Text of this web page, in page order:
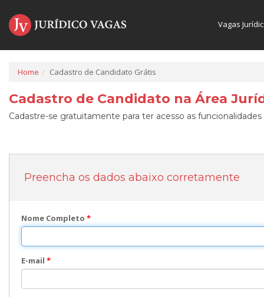
Vagas
Home Cadastro de Candidato Grátis
Cadastro de Candidato na Área
Cadastre-se gratuitamente para ter acesso as
Preencha os dados abaixo corretamente
Nome Completo *
E-mail *